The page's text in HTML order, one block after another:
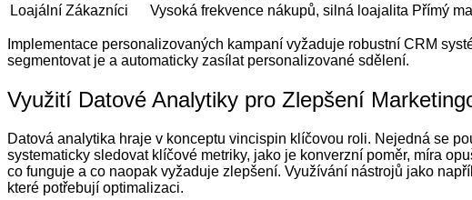
Loajální Zákazníci
Vysoká frekvence nákupů, silná loajalita Přímý
Implementace personalizovaných kampaní vyžaduje robustní CRM
segmentovat je a automaticky zasílat personalizované sdělení.
Využití Datové Analytiky pro Zlepšení
Datová analytika hraje v konceptu vincispin klíčovou roli. Nejedná se
systematicky sledovat klíčové metriky, jako je konverzní poměr, míra
co funguje a co naopak vyžaduje zlepšení. Využívání nástrojů jako
které potřebují optimalizaci.